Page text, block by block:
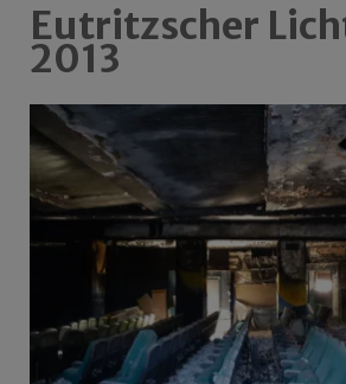
Eutritzscher
2013